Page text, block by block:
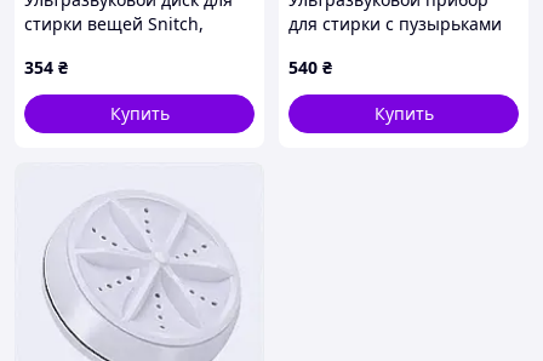
стирки вещей Snitch,
354 ₴
Купить
для стирки с пузырьками
540 ₴
Купить